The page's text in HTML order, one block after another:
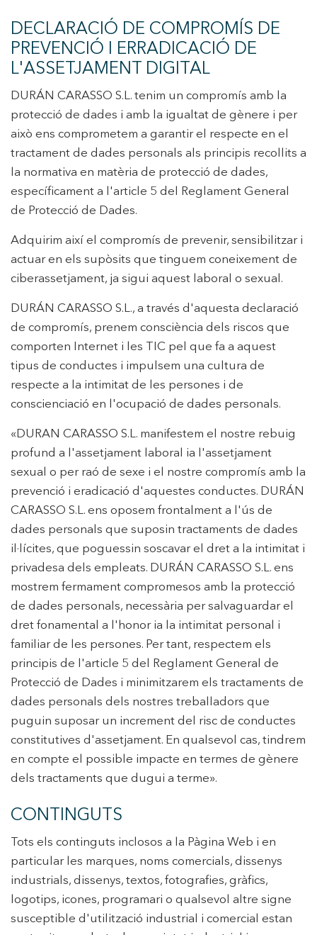
DECLARACIÓ DE COMPROMÍS DE
PREVENCIÓ I ERRADICACIÓ DE
L'ASSETJAMENT DIGITAL
DURÁN CARASSO S.L. tenim un compromís amb la
protecció de dades i amb la igualtat de gènere i per
això ens comprometem a garantir el respecte en el
tractament de dades personals als principis recollits a
la normativa en matèria de protecció de dades,
específicament a l'article 5 del Reglament General
de Protecció de Dades.
Adquirim així el compromís de prevenir, sensibilitzar i
actuar en els supòsits que tinguem coneixement de
ciberassetjament, ja sigui aquest laboral o sexual.
DURÁN CARASSO S.L., a través d'aquesta declaració
de compromís, prenem consciència dels riscos que
comporten Internet i les TIC pel que fa a aquest
tipus de conductes i impulsem una cultura de
respecte a la intimitat de les persones i de
conscienciació en l'ocupació de dades personals.
«DURAN CARASSO S.L. manifestem el nostre rebuig
profund a l'assetjament laboral ia l'assetjament
sexual o per raó de sexe i el nostre compromís amb la
prevenció i eradicació d'aquestes conductes. DURÁN
CARASSO S.L. ens oposem frontalment a l'ús de
dades personals que suposin tractaments de dades
il·lícites, que poguessin soscavar el dret a la intimitat i
privadesa dels empleats. DURÁN CARASSO S.L. ens
mostrem fermament compromesos amb la protecció
de dades personals, necessària per salvaguardar el
dret fonamental a l'honor ia la intimitat personal i
familiar de les persones. Per tant, respectem els
principis de l'article 5 del Reglament General de
Protecció de Dades i minimitzarem els tractaments de
dades personals dels nostres treballadors que
puguin suposar un increment del risc de conductes
constitutives d'assetjament. En qualsevol cas, tindrem
en compte el possible impacte en termes de gènere
dels tractaments que dugui a terme».
CONTINGUTS
Tots els continguts inclosos a la Pàgina Web i en
particular les marques, noms comercials, dissenys
industrials, dissenys, textos, fotografies, gràfics,
logotips, icones, programari o qualsevol altre signe
susceptible d'utilització industrial i comercial estan